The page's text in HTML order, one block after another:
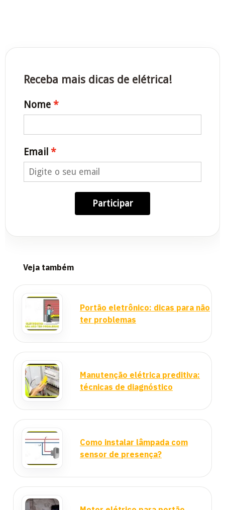
Receba mais dicas de elétrica!
Nome
Email
Participar
Veja também
Portão eletrônico: dicas para não
ter problemas
Manutenção elétrica preditiva:
técnicas de diagnóstico
Como instalar lâmpada com
sensor de presença?